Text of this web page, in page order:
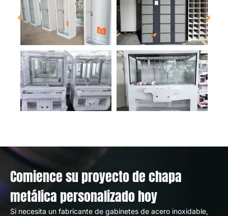
Comience su proyecto de chapa
metálica personalizado hoy
Si necesita un fabricante de gabinetes de acero inoxidable,